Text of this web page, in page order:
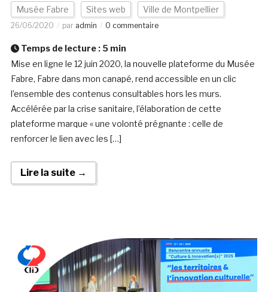
Musée Fabre Sites web Ville de Montpellier
26/06/2020 par admin 0 commentaire
Temps de lecture : 5 min
Mise en ligne le 12 juin 2020, la nouvelle plateforme du Musée
Fabre, Fabre dans mon canapé, rend accessible en un clic
l’ensemble des contenus consultables hors les murs.
Accélérée par la crise sanitaire, l’élaboration de cette
plateforme marque « une volonté prégnante : celle de
renforcer le lien avec les […]
Lire la suite →